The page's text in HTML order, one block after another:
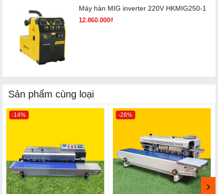
Máy hàn MIG inverter 220V HKMIG250-1
12.860.000₫
Sản phẩm cùng loại
-14% -26%